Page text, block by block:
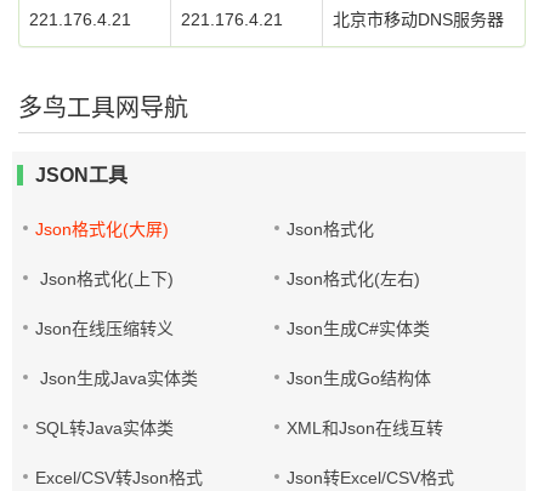
221.176.4.21 221.176.4.21 北京市移动DNS服务器
多鸟工具网导航
JSON工具
Json格式化(大屏) Json格式化
Json格式化(上下) Json格式化(左右)
Json在线压缩转义 Json生成C#实体类
Json生成Java实体类 Json生成Go结构体
SQL转Java实体类 XML和Json在线互转
Excel/CSV转Json格式 Json转Excel/CSV格式